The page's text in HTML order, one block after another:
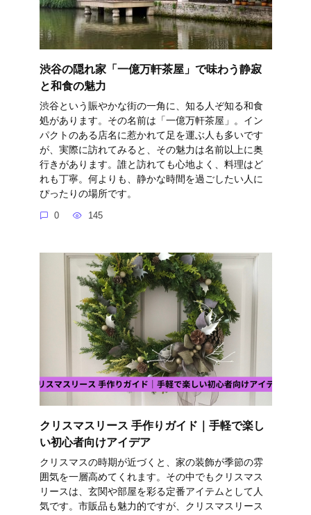
渋谷の隠れ家「一億万軒茶屋」で味わう静寂
と和食の魅力
渋谷という賑やかな街の一角に、知る人ぞ知る和食
処があります。その名前は「一億万軒茶屋」。イン
パクトのある店名に惹かれて足を運ぶ人も多いです
が、実際に訪れてみると、その魅力は名前以上に奥
行きがあります。誰と訪れても心地よく、料理はど
れも丁寧。何よりも、静かな時間を過ごしたい人に
ぴったりの場所です。
0 145
クリスマスリース 手作りガイド｜手軽で楽し
い初心者向けアイデア
クリスマスの時期が近づくと、家の装飾が季節の雰
囲気を一層高めてくれます。その中でもクリスマス
リースは、玄関や部屋を彩る定番アイテムとして人
気です。市販品も魅力的ですが、クリスマスリース